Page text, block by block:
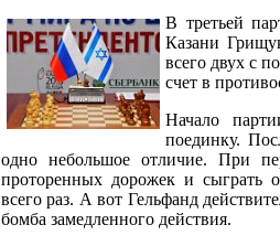
В третьей
Казани
всего двух с
счет в
Начало
поединку.
одно небольшое отличие. При
проторенных дорожек и сыграть
всего раз. А вот Гельфанд
бомба замедленного действия.